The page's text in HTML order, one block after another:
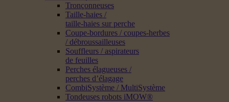
Tronçonneuses
Taille-haies /
taille-haies sur perche
Coupe-bordures / coupes-herbes
/ débroussailleuses
Souffleurs / aspirateurs
de feuilles
Perches élagueuses /
perches d’élagage
CombiSystème / MultiSystème
Tondeuses robots iMOW®